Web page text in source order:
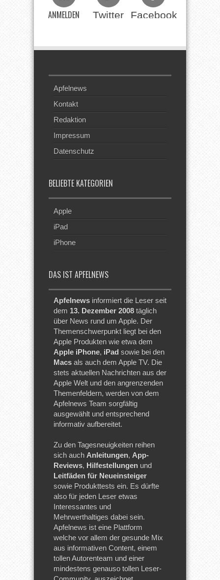
ANMELDEN Twitter Facebook
Apfelnews
Kontakt
Redaktion
Impressum
Datenschutz
BELIEBTE KATEGORIEN
Apple
iPad
iPhone
DAS IST APFELNEWS
Apfelnews informiert die Leser seit
dem 13. Dezember 2008 täglich
über News rund um Apple. Der
Themenschwerpunkt liegt bei den
Apple Produkten wie etwa dem
Apple iPhone, iPad sowie bei den
Macs als auch dem Apple TV. Die
stets aktuellen Nachrichten aus der
Apple Welt und den angrenzenden
Themenfeldern, werden von dem
Apfelnews Team sorgfältig
ausgewählt und entsprechend
informativ aufbereitet.
Zu den Tagesneuigkeiten reihen
sich auch Anleitungen, App-
Reviews, Hilfestellungen und
Leitfäden für Neueinsteiger
sowie Produkttests ein. Es dürfte
also für jeden Leser etwas
Interessantes und
Mehrwerthaltiges dabei sein.
Apfelnews ist eine Plattform
welche vor allem der gesunde Mix
aus informativen Content, einem
tollen Autorenteam und einer
mindestens genauso tollen Leser-